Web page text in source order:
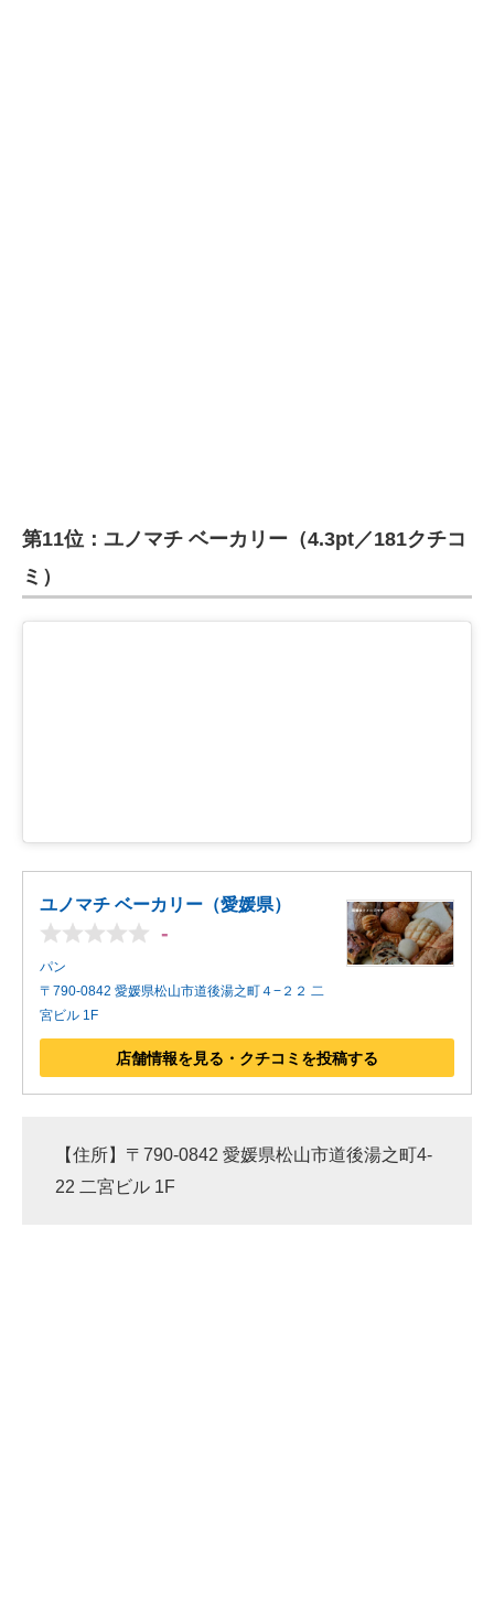
第11位：ユノマチ ベーカリー（4.3pt／181クチコ
ミ）
ユノマチ ベーカリー（愛媛県）
-
パン
〒790-0842 愛媛県松山市道後湯之町４−２２ 二
宮ビル 1F
店舗情報を見る・クチコミを投稿する
【住所】〒790-0842 愛媛県松山市道後湯之町4-
22 二宮ビル 1F